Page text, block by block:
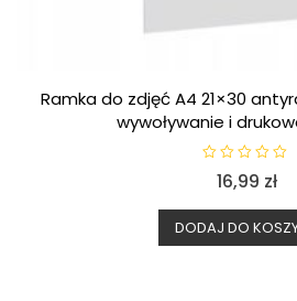
Ramka do zdjęć A4 21×30
wywoływanie i
n
i
o
n
16,99 zł
DODAJ DO